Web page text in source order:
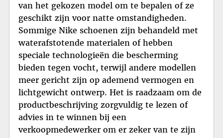
van het gekozen model om te bepalen of ze
geschikt zijn voor natte omstandigheden.
Sommige Nike schoenen zijn behandeld met
waterafstotende materialen of hebben
speciale technologieën die bescherming
bieden tegen vocht, terwijl andere modellen
meer gericht zijn op ademend vermogen en
lichtgewicht ontwerp. Het is raadzaam om de
productbeschrijving zorgvuldig te lezen of
advies in te winnen bij een
verkoopmedewerker om er zeker van te zijn